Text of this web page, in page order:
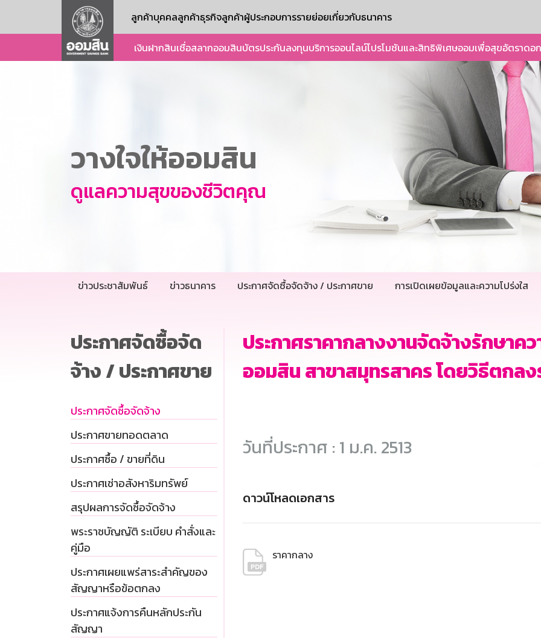
ลูกค้าบุคคลลูกค้าธุรกิจลูกค้าผู้ประกอบการรายย่อยเกี่ยวกับธนาคาร
เงินฝากสินเชื่อสลากออมสินบัตรประกันลงทุนบริการออนไลน์โปรโมชันและสิทธิพิเศษออมเพื่อสุขอัตราดอ
วางใจให้ออมสิน
ดูแลความสุขของชีวิตคุณ
ข่าวประชาสัมพันธ์ ข่าวธนาคาร ประกาศจัดซื้อจัดจ้าง / ประกาศขาย การเปิดเผยข้อมูลและความโปร่งใส
ประกาศจัดซื้อจัด
จ้าง / ประกาศขาย
ประกาศจัดซื้อจัดจ้าง
ประกาศขายทอดตลาด
ประกาศซื้อ / ขายที่ดิน
ประกาศเช่าอสังหาริมทรัพย์
สรุปผลการจัดซื้อจัดจ้าง
พระราชบัญญัติ ระเบียบ คำสั่งและ
คู่มือ
ประกาศเผยแพร่สาระสำคัญของ
สัญญาหรือข้อตกลง
ประกาศแจ้งการคืนหลักประกัน
สัญญา
ประกาศราคากลางงานจัดจ้างรักษาค
ออมสิน สาขาสมุทรสาคร โดยวิธีตกลง
วันที่ประกาศ : 1 ม.ค. 2513
ดาวน์โหลดเอกสาร
ราคากลาง